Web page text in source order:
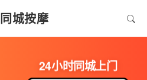
同城按摩
24小时同城上门